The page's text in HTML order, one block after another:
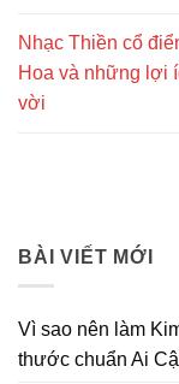
Nhạc Thiền cổ
Hoa và những lợi
vời
BÀI VIẾT MỚI
Vì sao nên làm
thước chuẩn Ai